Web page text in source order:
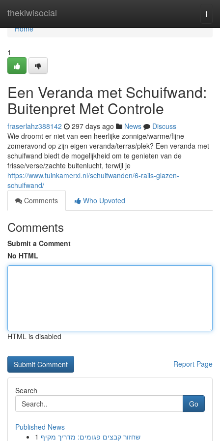
thekiwisocial
Home
Home
1
Een Veranda met Schuifwand:
Buitenpret Met Controle
fraserlahz388142 297 days ago News
Discuss
Wie droomt er niet van een heerlijke zonnige/warme/fijne
zomeravond op zijn eigen veranda/terras/plek? Een veranda met
schuifwand biedt de mogelijkheid om te genieten van de
frisse/verse/zachte buitenlucht, terwijl je
https://www.tuinkamerxl.nl/schuifwanden/6-rails-glazen-
schuifwand/
Comments
Who Upvoted
Comments
Submit a Comment
No HTML
HTML is disabled
Report Page
Search
Go
Published News
1 שחזור קבצים פגומים: מדריך מקיף